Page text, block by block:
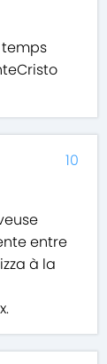
temps
entre
à la
10